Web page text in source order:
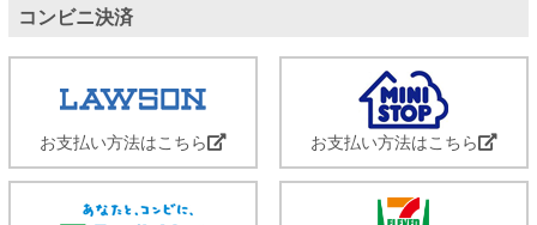
コンビニ決済
お支払い方法はこちら お支払い方法はこちら